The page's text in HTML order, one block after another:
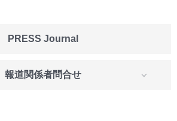
PRESS Journal
報道関係者問合せ